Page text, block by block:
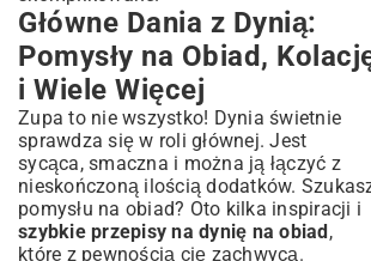
Główne Dania z Dynią:
Pomysły na Obiad,
i Wiele Więcej
Zupa to nie wszystko! Dynia świetnie
sprawdza się w roli głównej. Jest
sycąca, smaczna i można ją łączyć z
nieskończoną ilością dodatków.
pomysłu na obiad? Oto kilka inspiracji i
szybkie przepisy na dynię na obiad,
które z pewnością cię zachwycą.